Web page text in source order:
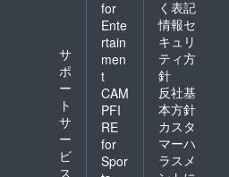
サ
ポ
ー
ト
サ
ー
ビ
ス
for
Ente
rtain
men
t
CAM
PFI
RE
for
Spor
く表記
情報セ
キュリ
ティ方
針
反社基
本方針
カスタ
マーハ
ラスメ